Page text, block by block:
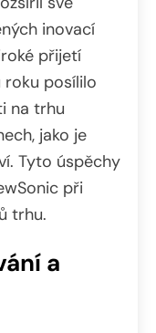
inovací
přijetí
roku posílilo
na trhu
jako je
Tyto úspěchy
při
trhu.
a